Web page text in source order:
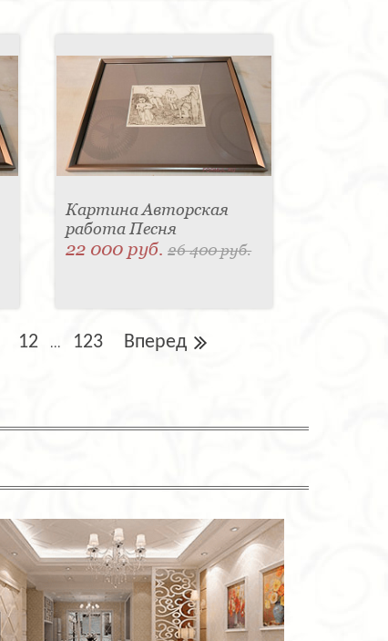
Картина Авторская
работа Песня
22 000 руб.26 400 руб.
12 ... 123 Вперед